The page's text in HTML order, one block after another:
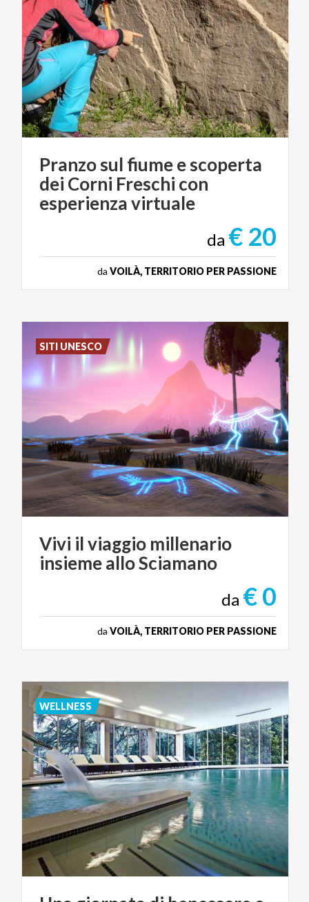
Pranzo sul fiume e scoperta
dei Corni Freschi con
esperienza virtuale
da € 20
da VOILÀ, TERRITORIO PER PASSIONE
Vivi ilviaggio millenario
insiemealloSciamano
da € 0
da VOILÀ, TERRITORIO PER PASSIONE
SITI UNESCO
WELLNESS